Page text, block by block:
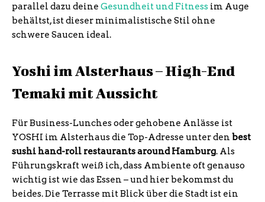
parallel dazu deine Gesundheit und Fitness im Auge
behältst, ist dieser minimalistische Stil ohne
schwere Saucen ideal.
Yoshi im Alsterhaus – High-End
Temaki mit Aussicht
Für Business-Lunches oder gehobene Anlässe ist
YOSHI im Alsterhaus die Top-Adresse unter den best
sushi hand-roll restaurants around Hamburg. Als
Führungskraft weiß ich, dass Ambiente oft genauso
wichtig ist wie das Essen – und hier bekommst du
beides. Die Terrasse mit Blick über die Stadt ist ein